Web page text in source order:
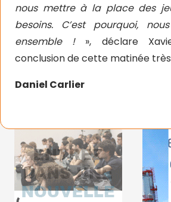
nous mettre à la place des
besoins. C’est pourquoi,
ensemble !», déclare
conclusion de cette matinée
Daniel Carlier